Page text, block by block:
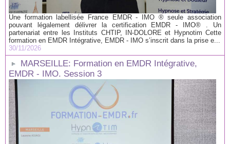
Une formation labellisée France EMDR - IMO ® seule association
pouvant légalement délivrer la certification EMDR - IMO® . Un
partenariat entre les Instituts CHTIP, IN-DOLORE et Hypnotim Cette
formation en EMDR Intégrative, EMDR - IMO s’inscrit dans la prise e...
30/11/2026
MARSEILLE: Formation en EMDR Intégrative,
EMDR - IMO. Session 3